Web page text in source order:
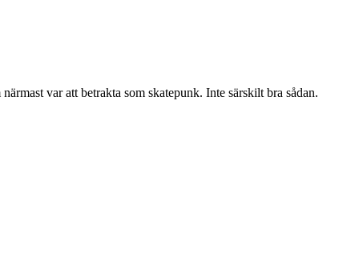
var att betrakta som skatepunk. Inte särskilt bra sådan.